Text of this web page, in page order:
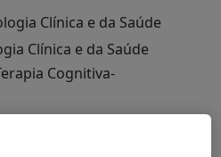
Clínica e da Saúde
Clínica e da Saúde
Cognitiva-
de Psicologia Online